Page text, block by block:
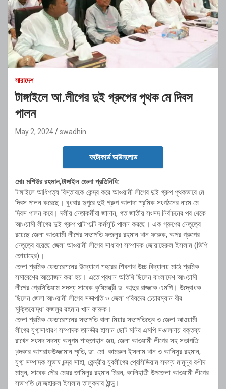
সারাদেশ
টাঙ্গাইলে আ.লীগের দুই গ্রুপের পৃথক মে দিবস
পালন
May 2, 2024 swadhin
ফটোকার্ড ডাউনলোড
মোঃ মশিউর রহমান,টাঙ্গাইল জেলা প্রতিনিধি:
টাঙ্গাইলে আধিপত্য বিস্তারকে কেন্দ্র করে আওয়ামী লীগের দুই গ্রুপ পৃথকভাবে মে
দিবস পালন করেছে। বুধবার দুপুরে দুই গ্রুপ আলাদা শ্রমিক সংগঠনের নামে মে
দিবস পালন করে। দলীয় নেতাকর্মীরা জানান, গত জাতীয় সংসদ নির্বাচনের পর থেকে
আওয়ামী লীগের দুই গ্রুপ পাল্টাপাল্টি কর্মসূচি পালন করছে। এক গ্রুপের নেতৃত্বে
রয়েছে জেলা আওয়ামী লীগের সভাপতি ফজলুর রহমান খান ফারুক, অপর গ্রুপের
নেতৃত্বে রয়েছে জেলা আওয়ামী লীগের সাধারণ সম্পাদক জোয়াহেরুল ইসলাম (ভিপি
জোয়াহের)।
জেলা শ্রমিক ফেডারেশনের উদ্যোগে শহরের শিবনাথ উচ্চ বিদ্যালয় মাঠে শ্রমিক
সমাবেশের আয়োজন করা হয়। এতে প্রধান অতিথি ছিলেন বাংলাদেশ আওয়ামী
লীগের প্রেসিডিয়াম সদস্য সাবেক কৃষিমন্ত্রী ড. আব্দুর রাজ্জাক এমপি। উদ্বোধক
ছিলেন জেলা আওয়ামী লীগের সভাপতি ও জেলা পরিষদের চেয়ারম্যান বীর
মুক্তিযোদ্ধা ফজলুর রহমান খান ফারুক।
জেলা শ্রমিক ফেডারেশনের সভাপতি বালা মিয়ার সভাপতিত্বে ও জেলা আওয়ামী
লীগের যুগ্মসাধারণ সম্পাদক তানভীর হাসান ছোট মনির এমপি সঞ্চালনায় বক্তব্য
রাখেন সংসদ সদস্য অনুপম শাহজাহান জয়, জেলা আওয়ামী লীগের সহ সভাপতি
খন্দকার আশরাফউজ্জামান স্মৃতি, ডা. মো. কামরুল ইসলাম খান ও আনিসুর রহমান,
যুগ্ম সম্পাদক সুভাষ চন্দ্র সাহা, কেন্দ্রীয় যুবলীগের প্রেসিডিয়াম সদস্য মামুনুর রশীদ
মামুন, সাবেক পৌর মেয়র জামিলুর রহমান মিরন, কালিহাতী উপজেলা আওয়ামী লীগের
সভাপতি মোজহারুল ইসলাম তালুকদার ঠান্ডু।